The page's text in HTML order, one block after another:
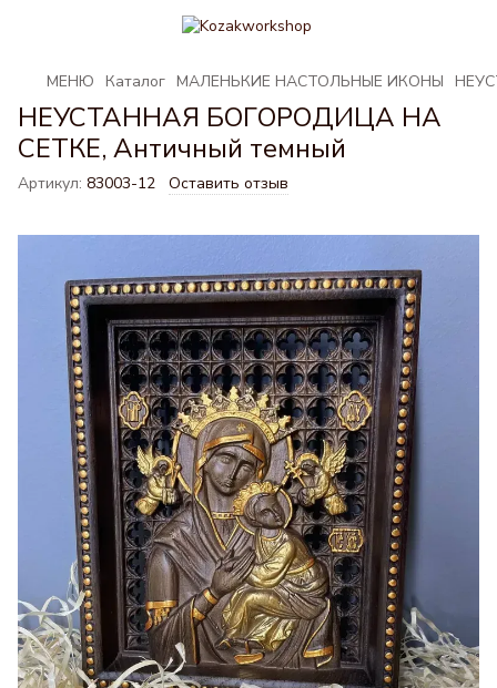
МЕНЮ Каталог МАЛЕНЬКИЕ НАСТОЛЬНЫЕ ИКОНЫ
НЕУСТАННАЯ БОГОРОДИЦА НА
СЕТКЕ, Античный темный
Артикул: 83003-12 Оставить отзыв